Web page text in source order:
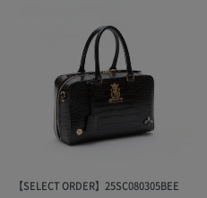
【SELECT ORDER】25SC080305BEE